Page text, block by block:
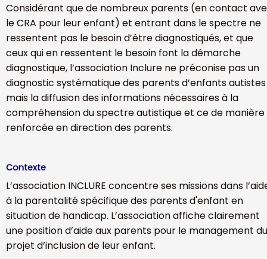
Considérant que de nombreux parents (en contact
le CRA pour leur enfant) et entrant dans le spectre ne
ressentent pas le besoin d’être diagnostiqués, et que
ceux qui en ressentent le besoin font la démarche
diagnostique, l’association Inclure ne préconise pas un
diagnostic systématique des parents d’enfants autistes
mais la diffusion des informations nécessaires à la
compréhension du spectre autistique et ce de manière
renforcée en direction des parents.
Contexte
L’association INCLURE concentre ses missions dans
à la parentalité spécifique des parents d'enfant en
situation de handicap. L’association affiche clairement
une position d’aide aux parents pour le management du
projet d’inclusion de leur enfant.